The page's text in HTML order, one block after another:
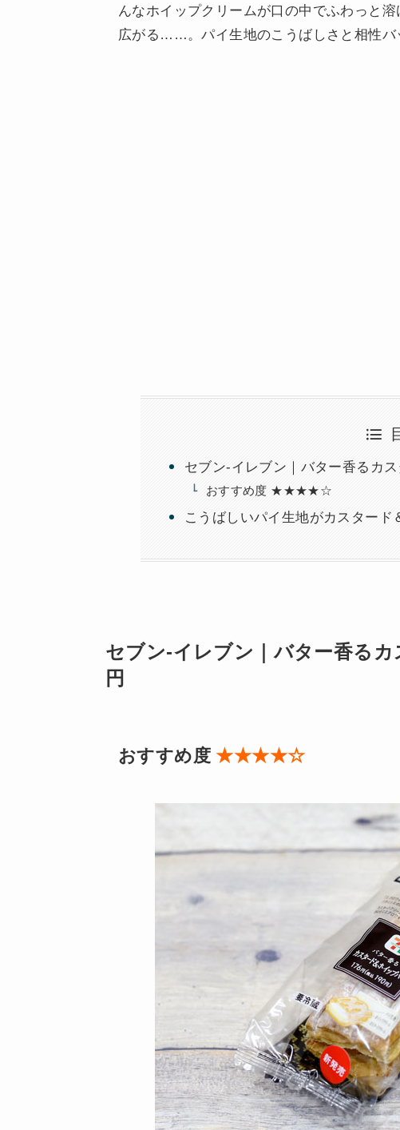
んなホイップクリームが口の中でふわっと
広がる……。パイ生地のこうばしさと相性バ
セブン-イレブン｜バター香るカ
おすすめ度 ★★★★☆
こうばしいパイ生地がカスタード
セブン-イレブン｜バター香る
円
おすすめ度★★★★☆